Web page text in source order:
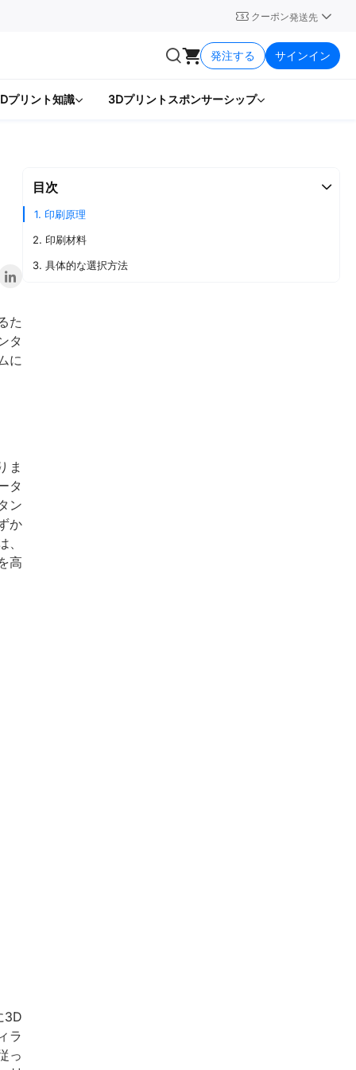
クーポン発送先
発注する サインイン
プリント知識 3Dプリントスポンサーシップ
た
タ
に
ま
タ
ン
か
高
3D
ラ
っ
目次
1. 印刷原理
2. 印刷材料
3. 具体的な選択方法